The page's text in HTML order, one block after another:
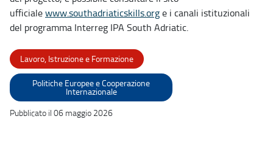
ufficialewww.southadriaticskills.orge i canali istituzionali
del programma Interreg IPA South Adriatic.
Lavoro, Istruzione e Formazione
Politiche Europee e Cooperazione
Internazionale
Pubblicato il 06 maggio 2026